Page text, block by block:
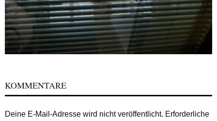
KOMMENTARE
Deine E-Mail-Adresse wird nicht veröffentlicht. Erforderliche